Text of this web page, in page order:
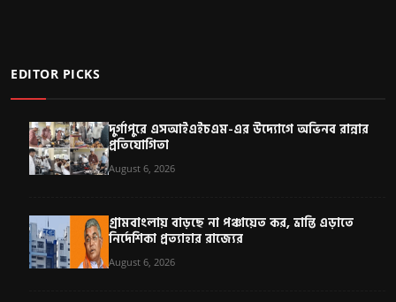
EDITOR PICKS
দুর্গাপুরে এসআইএইচএম-এর উদ্যোগে অভিনব রান্নার
প্রতিযোগিতা
August 6, 2026
গ্রামবাংলায় বাড়ছে না পঞ্চায়েত কর, ভ্রান্তি এড়াতে
নির্দেশিকা প্রত্যাহার রাজ্যের
August 6, 2026